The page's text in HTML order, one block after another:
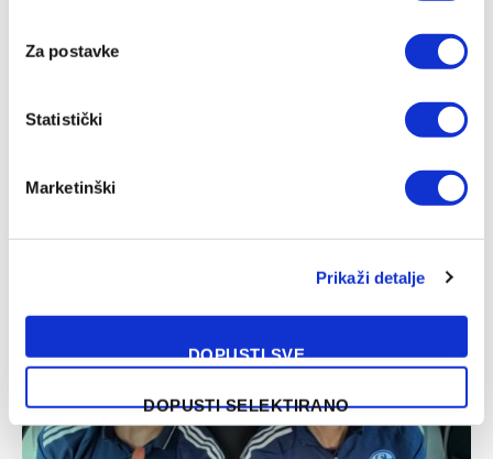
Za postavke
Statistički
Marketinški
Prikaži detalje
DOPUSTI SVE
DOPUSTI SELEKTIRANO
Široki Brijeg – Sloga, WWin liga BiH